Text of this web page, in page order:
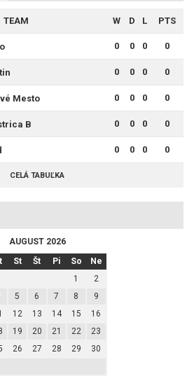
TEAM W D L PTS
0 0 0 0
0 0 0 0
Mesto 0 0 0 0
B 0 0 0 0
0 0 0 0
CELÁ TABUĽKA
AUGUST 2026
St Št Pi So
Ne
1
2
5 6 7 8
9
12 13 14 15
16
19 20 21 22
23
26 27 28 29
30